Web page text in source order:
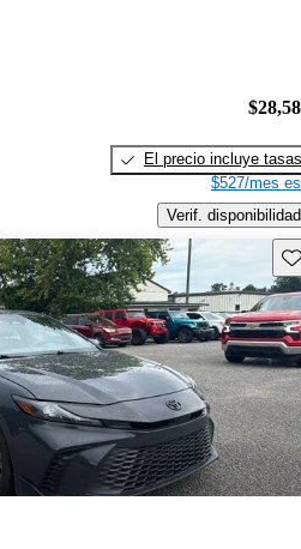
El precio incluye tasas
$527/mes
Verif. disponibilidad